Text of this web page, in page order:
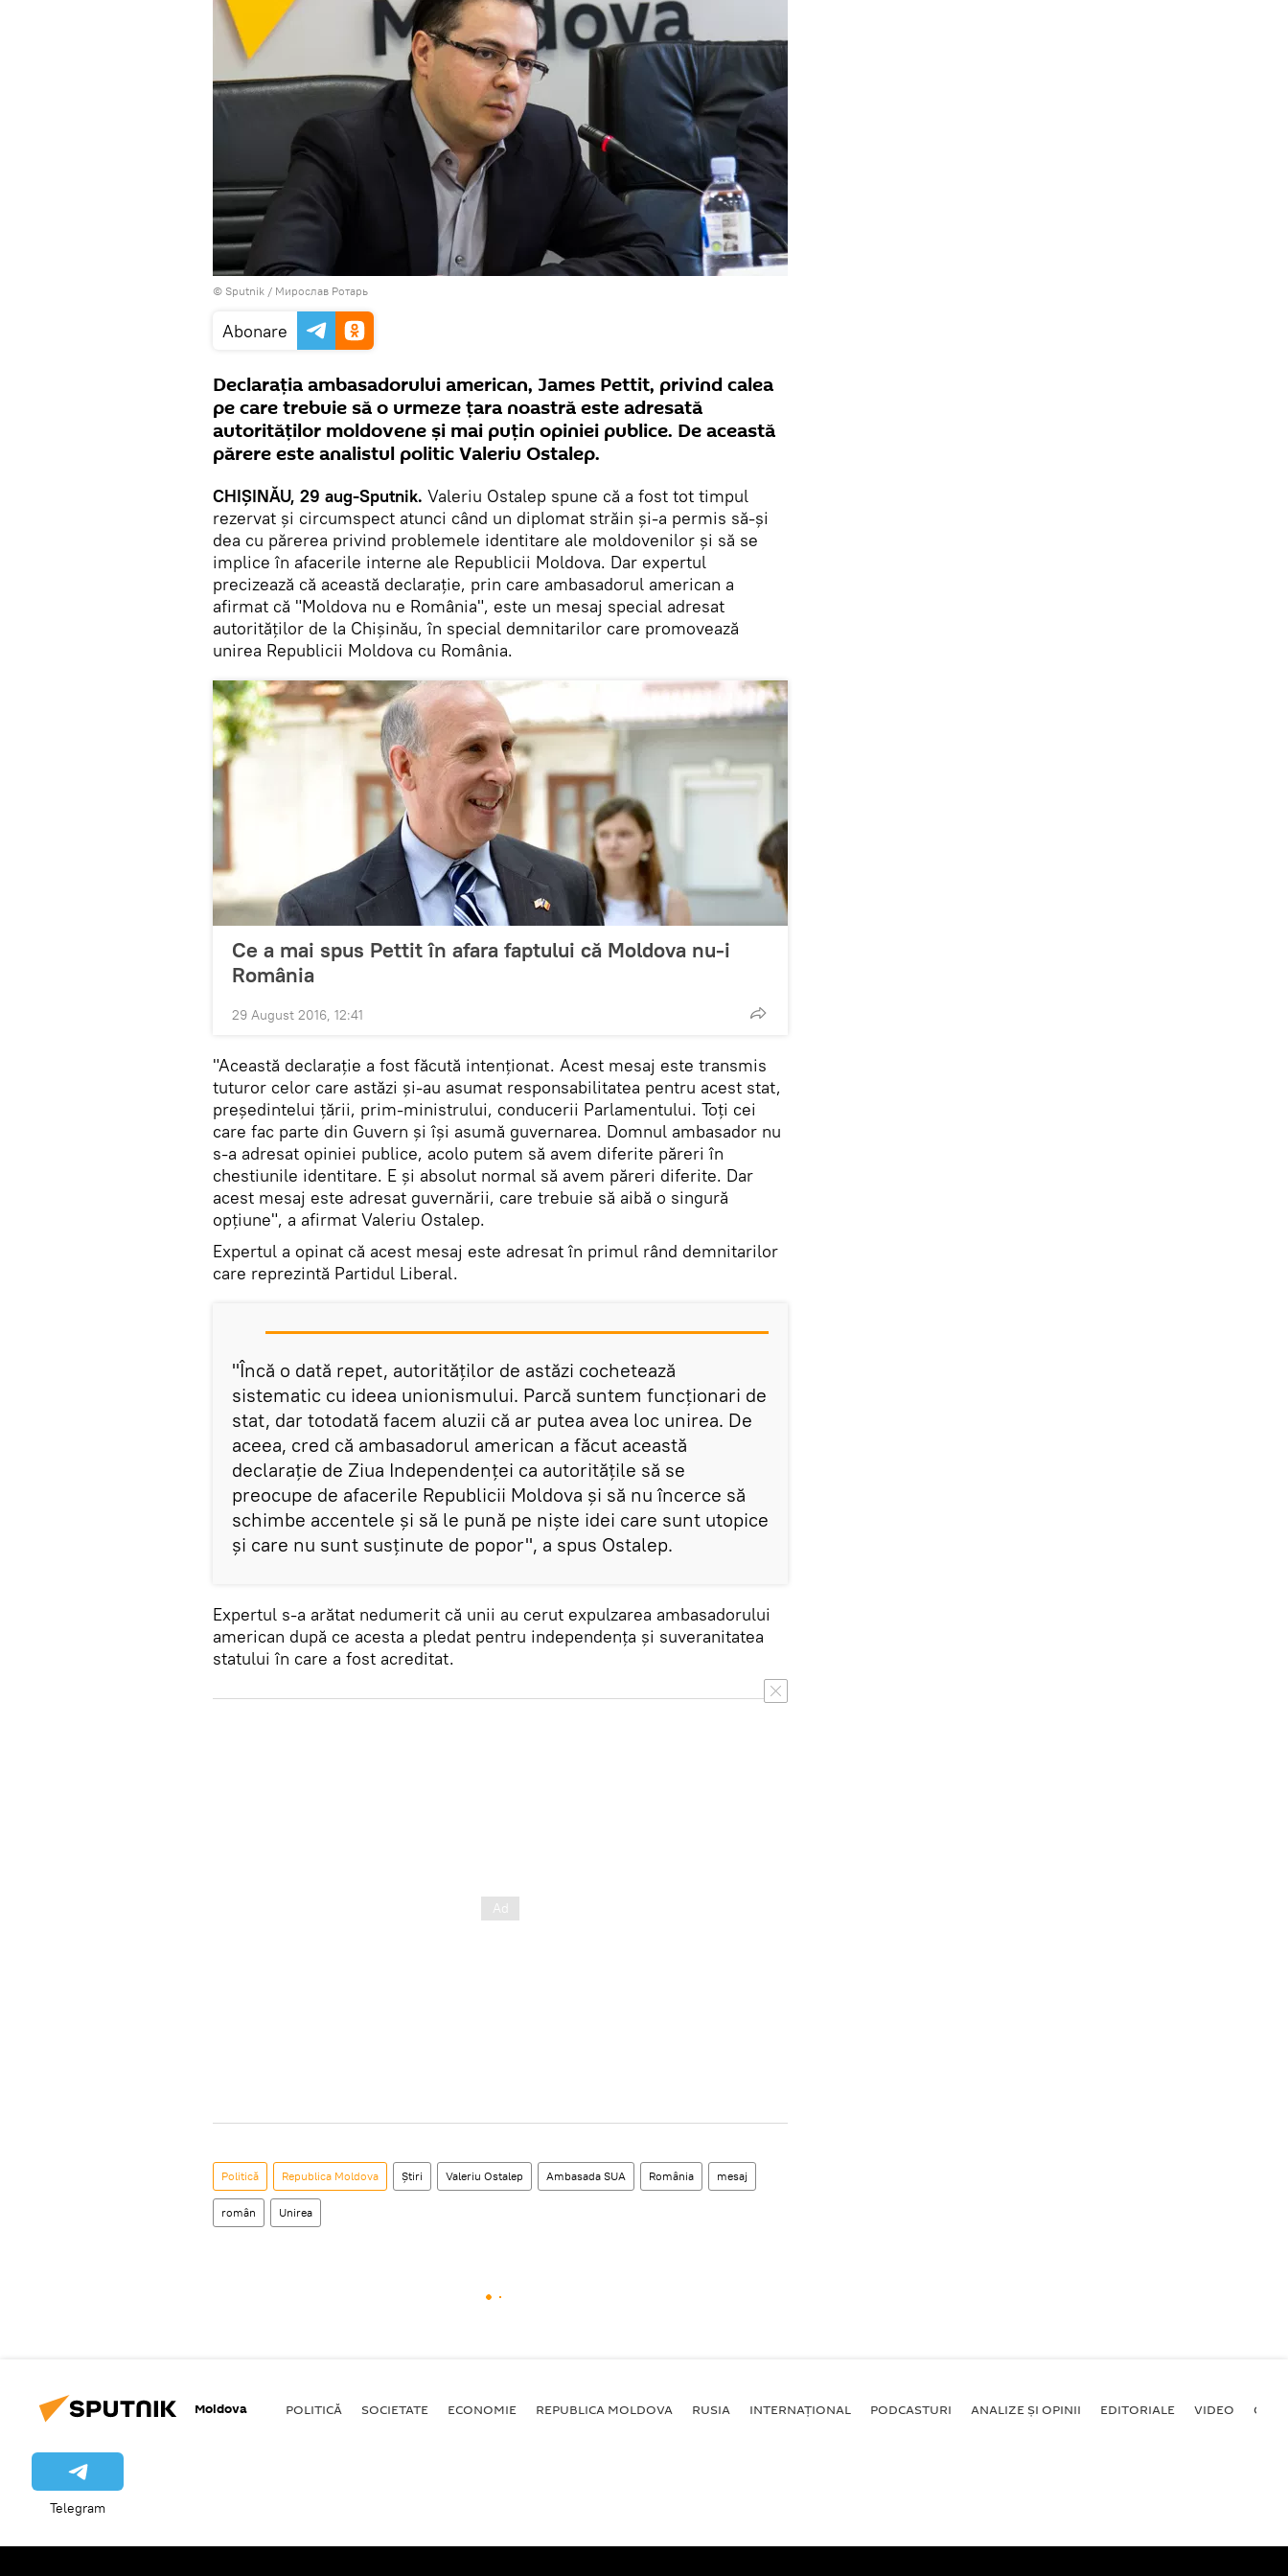
© Sputnik / Мирослав Ротарь
Abonare
Declarația ambasadorului american, James Pettit, privind calea
pe care trebuie să o urmeze țara noastră este adresată
autorităților moldovene și mai puțin opiniei publice. De această
părere este analistul politic Valeriu Ostalep.
CHIȘINĂU, 29 aug-Sputnik. Valeriu Ostalep spune că a fost tot timpul
rezervat și circumspect atunci când un diplomat străin și-a permis să-şi
dea cu părerea privind problemele identitare ale moldovenilor și să se
implice în afacerile interne ale Republicii Moldova. Dar expertul
precizează că această declarație, prin care ambasadorul american a
afirmat că "Moldova nu e România", este un mesaj special adresat
autorităților de la Chișinău, în special demnitarilor care promovează
unirea Republicii Moldova cu România.
Ce a mai spus Pettit în afara faptului că Moldova nu-i
România
29 August 2016, 12:41
"Această declarație a fost făcută intenționat. Acest mesaj este transmis
tuturor celor care astăzi și-au asumat responsabilitatea pentru acest stat,
președintelui țării, prim-ministrului, conducerii Parlamentului. Toți cei
care fac parte din Guvern și își asumă guvernarea. Domnul ambasador nu
s-a adresat opiniei publice, acolo putem să avem diferite păreri în
chestiunile identitare. E și absolut normal să avem păreri diferite. Dar
acest mesaj este adresat guvernării, care trebuie să aibă o singură
opțiune", a afirmat Valeriu Ostalep.
Expertul a opinat că acest mesaj este adresat în primul rând demnitarilor
care reprezintă Partidul Liberal.
"Încă o dată repet, autorităților de astăzi cochetează
sistematic cu ideea unionismului. Parcă suntem funcționari de
stat, dar totodată facem aluzii că ar putea avea loc unirea. De
aceea, cred că ambasadorul american a făcut această
declarație de Ziua Independenței ca autoritățile să se
preocupe de afacerile Republicii Moldova și să nu încerce să
schimbe accentele și să le pună pe niște idei care sunt utopice
și care nu sunt susținute de popor", a spus Ostalep.
Expertul s-a arătat nedumerit că unii au cerut expulzarea ambasadorului
american după ce acesta a pledat pentru independența și suveranitatea
statului în care a fost acreditat.
Politică Republica Moldova Știri Valeriu Ostalep Ambasada SUA România mesaj
român Unirea
Moldova POLITICĂ SOCIETATE ECONOMIE REPUBLICA MOLDOVA RUSIA INTERNAȚIONAL PODCASTURI ANALIZE ȘI OPINII EDITORIALE VIDEO
Telegram